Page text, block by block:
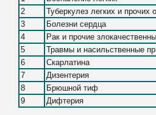
2
Туберкулез легких и прочих
3
Болезни сердца
4
Рак и прочие
5
Травмы и насильственные
6
Скарлатина
7
Дизентерия
8
Брюшной тиф
9
Дифтерия